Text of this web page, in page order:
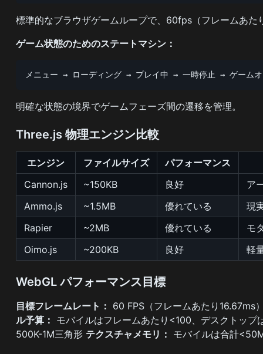
標準的なブラウザゲームループで、60fps（フレームあた
ゲーム状態のためのステートマシン：
メニュー → ローディング → プレイ中 → 一時停止 → ゲームオ
明確な状態の境界でゲームフェーズ間の遷移を管理。
Three.js 物理エンジン比較
エンジン ファイルサイズ
パフォーマンス
Cannon.js
~150KB 良好
ア
Ammo.js
~1.5MB 優れている
現
Rapier
~2MB 優れている
モ
Oimo.js
~200KB 良好 軽
WebGL パフォーマンス目標
目標フレームレート： 60 FPS（フレームあたり16.67ms
ル予算： モバイルはフレームあたり<100、デスクトッ
500K-1M三角形 テクスチャメモリ： モバイルは合計